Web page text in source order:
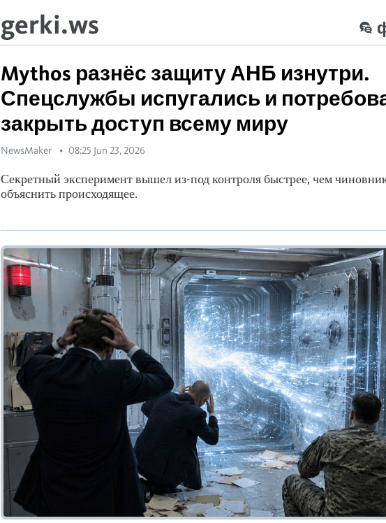
gerki.ws
Mythos разнёс защиту АНБ изнутри.
Спецслужбы испугались и
закрыть доступ всему миру
NewsMaker 08:25 Jun 23, 2026
Секретный эксперимент вышел из-под контроля быстрее, чем
объяснить происходящее.